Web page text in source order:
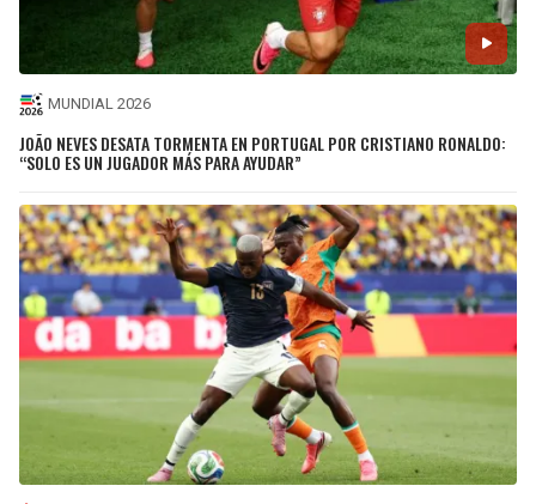
MUNDIAL 2026
JOÃO NEVES DESATA TORMENTA EN PORTUGAL POR CRISTIANO RONALDO:
“SOLO ES UN JUGADOR MÁS PARA AYUDAR”